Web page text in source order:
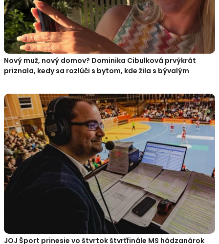
Nový muž, nový domov? Dominika Cibulková prvýkrát
priznala, kedy sa rozlúči s bytom, kde žila s bývalým
JOJ Šport prinesie vo štvrtok štvrťfinále MS hádzanárok